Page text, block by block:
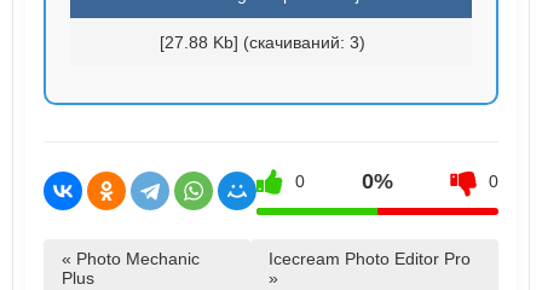
[27.88 Kb] (cкачиваний: 3)
0 0% 0
« Photo Mechanic
Plus
Icecream Photo Editor Pro
»